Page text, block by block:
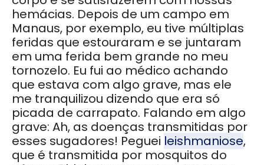
hemácias. Depois de um campo em
Manaus, por exemplo, eu tive múltiplas
feridas que estouraram e se juntaram
em uma ferida bem grande no meu
tornozelo. Eu fui ao médico achando
que estava com algo grave, mas ele
me tranquilizou dizendo que era só
picada de carrapato. Falando em algo
grave: Ah, as doenças transmitidas por
esses sugadores! Peguei leishmaniose,
que é transmitida por mosquitos do